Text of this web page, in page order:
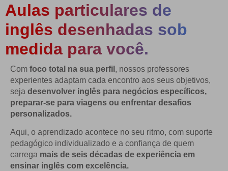
Aulas particulares de
inglês desenhadas sob
medida para você.
Com foco total na sua perfil , nossos professores
experientes adaptam cada encontro aos seus objetivos,
seja desenvolver inglês para negócios específicos,
preparar-se para viagens ou enfrentar desafios
personalizados.
Aqui, o aprendizado acontece no seu ritmo, com suporte
pedagógico individualizado e a confiança de quem
carrega mais de seis décadas de experiência em
ensinar inglês com excelência.